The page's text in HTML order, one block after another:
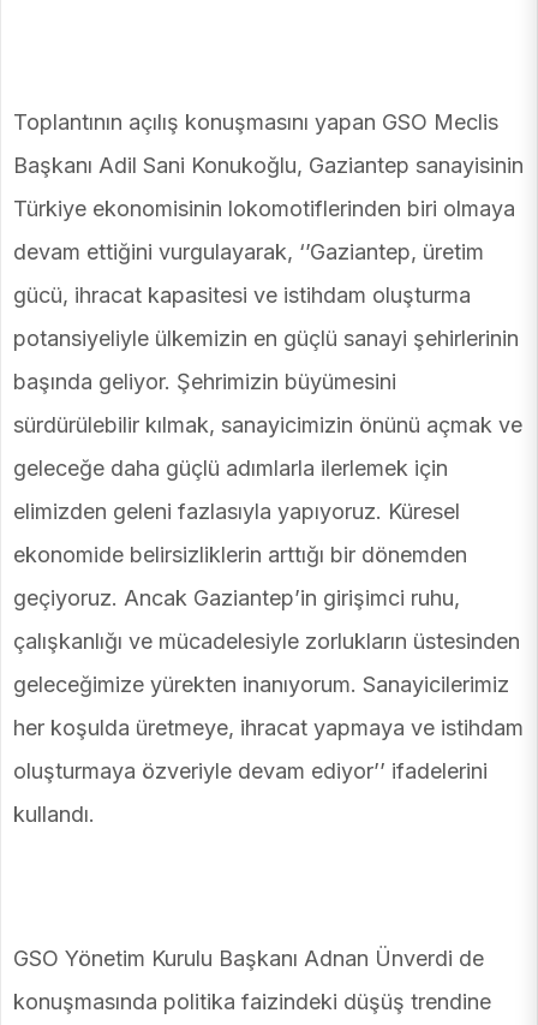
Toplantının açılış konuşmasını yapan GSO Meclis
Başkanı Adil Sani Konukoğlu, Gaziantep sanayisinin
Türkiye ekonomisinin lokomotiflerinden biri olmaya
devam ettiğini vurgulayarak, ‘’Gaziantep, üretim
gücü, ihracat kapasitesi ve istihdam oluşturma
potansiyeliyle ülkemizin en güçlü sanayi şehirlerinin
başında geliyor. Şehrimizin büyümesini
sürdürülebilir kılmak, sanayicimizin önünü açmak ve
geleceğe daha güçlü adımlarla ilerlemek için
elimizden geleni fazlasıyla yapıyoruz. Küresel
ekonomide belirsizliklerin arttığı bir dönemden
geçiyoruz. Ancak Gaziantep’in girişimci ruhu,
çalışkanlığı ve mücadelesiyle zorlukların üstesinden
geleceğimize yürekten inanıyorum. Sanayicilerimiz
her koşulda üretmeye, ihracat yapmaya ve istihdam
oluşturmaya özveriyle devam ediyor’’ ifadelerini
kullandı.
GSO Yönetim Kurulu Başkanı Adnan Ünverdi de
konuşmasında politika faizindeki düşüş trendine